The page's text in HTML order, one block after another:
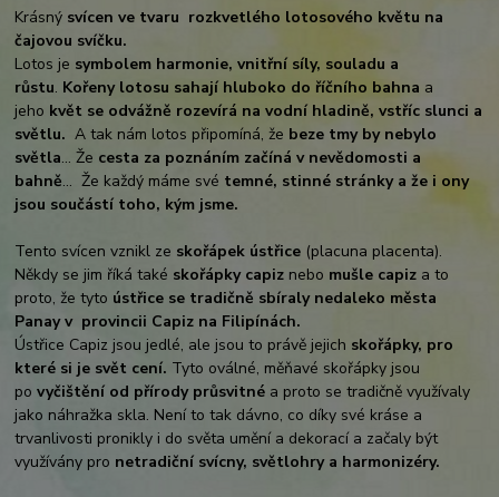
Krásný svícen ve tvaru rozkvetlého lotosového květu na
čajovou svíčku.
Lotos je symbolem harmonie, vnitřní síly, souladu a
růstu. Kořeny lotosu sahají hluboko do říčního bahna a
jeho květ se odvážně rozevírá na vodní hladině, vstříc slunci a
světlu. A tak nám lotos připomíná, že beze tmy by nebylo
světla... Že cesta za poznáním začíná v nevědomosti a
bahně... Že každý máme své temné, stinné stránky a že i ony
jsou součástí toho, kým jsme.
Tento svícen vznikl ze skořápek ústřice (placuna placenta).
Někdy se jim říká také skořápky capiz nebo mušle capiz a to
proto, že tyto ústřice se tradičně sbíraly nedaleko města
Panay v provincii Capiz na Filipínách.
Ústřice Capiz jsou jedlé, ale jsou to právě jejich skořápky, pro
které si je svět cení. Tyto oválné, měňavé skořápky jsou
povyčištění od přírody průsvitné a proto se tradičně využívaly
jako náhražka skla. Není to tak dávno, co díky své kráse a
trvanlivosti pronikly i do světa umění a dekorací a začaly být
využívány pro netradiční svícny, světlohry a harmonizéry.